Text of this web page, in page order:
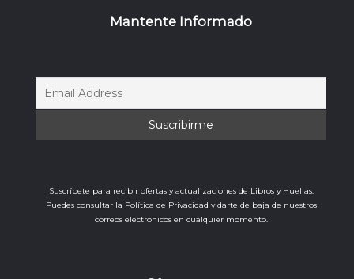
Mantente Informado
Suscríbete para recibir ofertas y actualizaciones de Libros y Huellas.
Puedes consultar la Política de Privacidad y darte de baja de nuestros
correos electrónicos en cualquier momento.